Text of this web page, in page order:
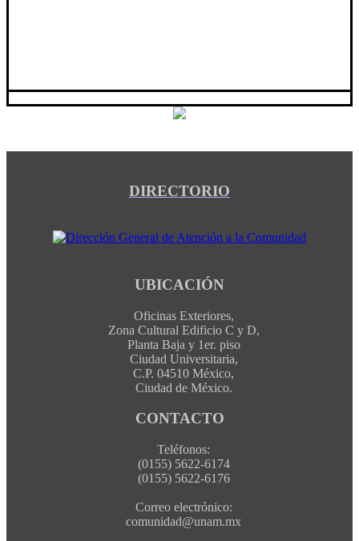
DIRECTORIO
UBICACIÓN
Oficinas Exteriores,
Zona Cultural Edificio C y D,
Planta Baja y 1er. piso
Ciudad Universitaria,
C.P. 04510 México,
Ciudad de México.
CONTACTO
Teléfonos:
(0155) 5622-6174
(0155) 5622-6176
Correo electrónico:
comunidad@unam.mx